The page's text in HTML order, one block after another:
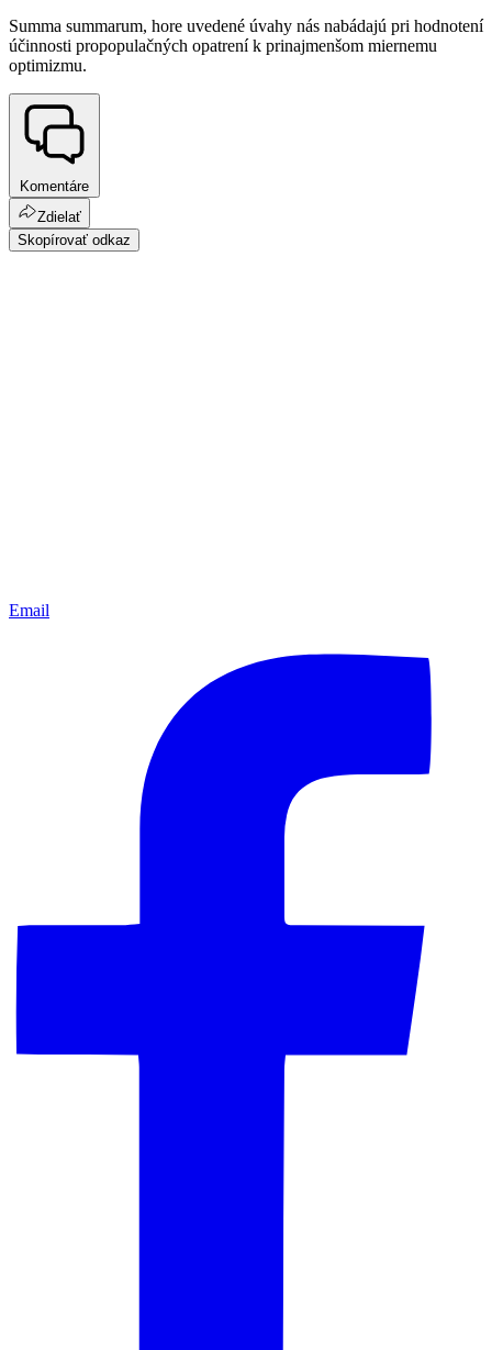
Summa summarum, hore uvedené úvahy nás nabádajú pri hodnotení
účinnosti propopulačných opatrení k prinajmenšom miernemu
optimizmu.
Komentáre
Zdielať
Skopírovať odkaz
Email